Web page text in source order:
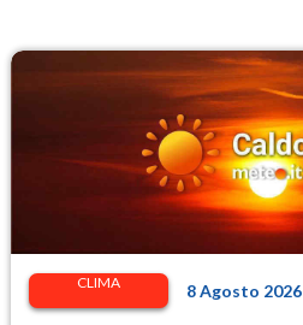
CLIMA 8 Agosto 2026